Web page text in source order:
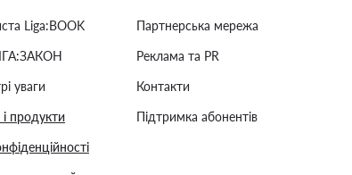
Liga:BOOK
уваги
і продукти
Партнерська мережа
Реклама та PR
Контакти
Підтримка абонентів